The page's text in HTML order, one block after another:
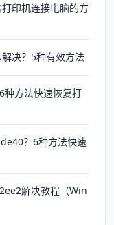
印机连接电脑的方
决？5种有效方法
种方法快速恢复打
？6种方法快速
解决教程（Win